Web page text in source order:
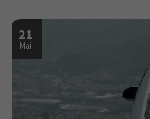
21
Mai